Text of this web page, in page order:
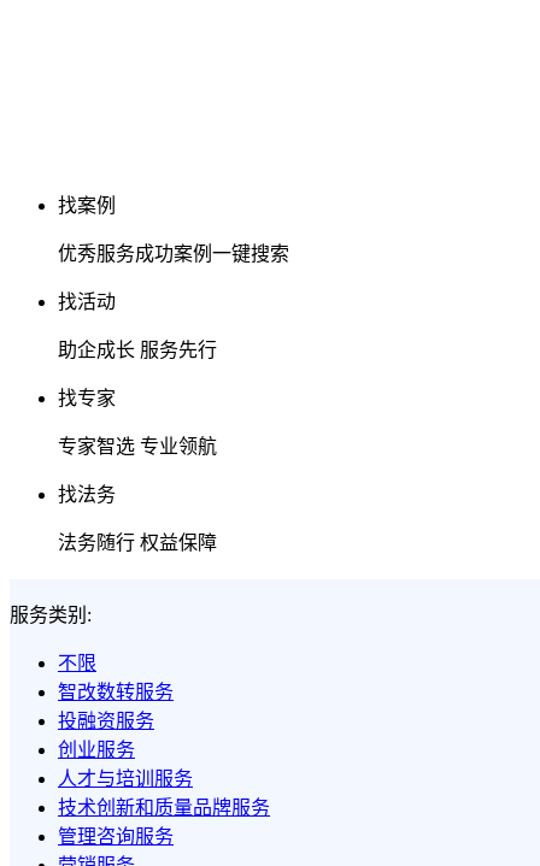
找案例
优秀服务成功案例一键搜索
找活动
助企成长 服务先行
找专家
专家智选 专业领航
找法务
法务随行 权益保障
服务类别:
不限
智改数转服务
投融资服务
创业服务
人才与培训服务
技术创新和质量品牌服务
管理咨询服务